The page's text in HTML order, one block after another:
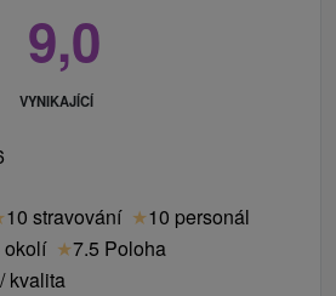
9,0
VYNIKAJÍCÍ
10 stravování ★10 personál
okolí ★7.5 Poloha
kvalita